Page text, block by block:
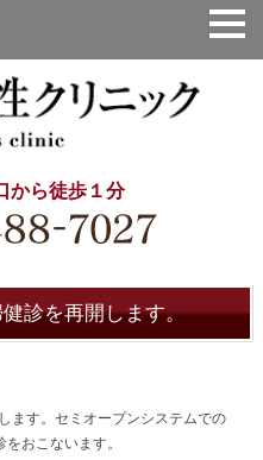
から徒歩１分
診を再開します。
ます。セミオープンシステムでの
おこないます。